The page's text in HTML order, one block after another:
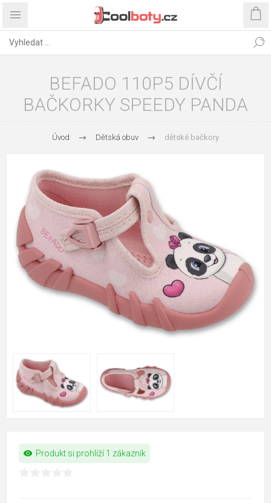
BEFADO 110P5 DÍVČÍ
BAČKORKY SPEEDY PANDA
Úvod Dětská obuv dětské bačkory
visibility Produkt si prohlíží 1 zákazník